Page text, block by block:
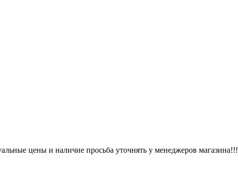
цены и наличие просьба уточнять у менеджеров магазина!!!